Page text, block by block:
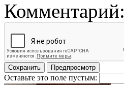
Комментарий:
Оставьте это поле пустым: